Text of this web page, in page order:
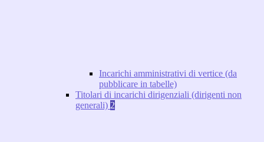
Incarichi amministrativi di vertice (da
pubblicare in tabelle)
Titolari di incarichi dirigenziali (dirigenti non
generali) 2